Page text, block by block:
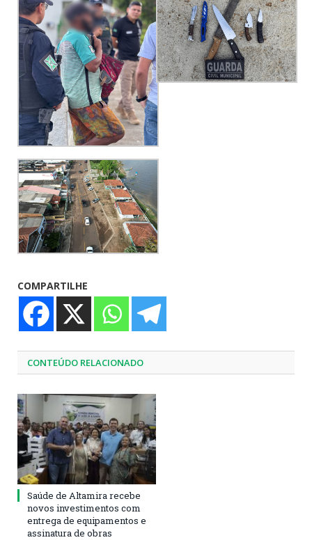
COMPARTILHE
CONTEÚDO RELACIONADO
Saúde de Altamira recebe
novos investimentos com
entrega de equipamentos e
assinatura de obras